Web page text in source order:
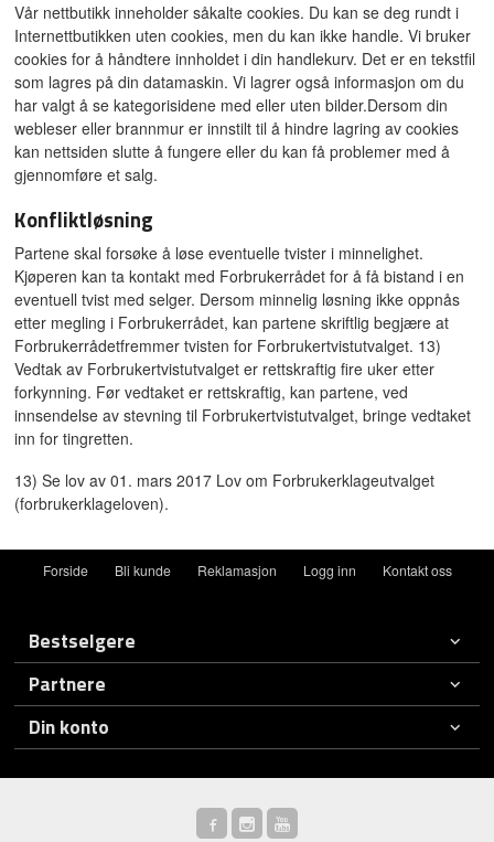
Vår nettbutikk inneholder såkalte cookies. Du kan se deg rundt i
Internettbutikken uten cookies, men du kan ikke handle. Vi bruker
cookies for å håndtere innholdet i din handlekurv. Det er en tekstfil
som lagres på din datamaskin. Vi lagrer også informasjon om du
har valgt å se kategorisidene med eller uten bilder.Dersom din
webleser eller brannmur er innstilt til å hindre lagring av cookies
kan nettsiden slutte å fungere eller du kan få problemer med å
gjennomføre et salg.
Konfliktløsning
Partene skal forsøke å løse eventuelle tvister i minnelighet.
Kjøperen kan ta kontakt med Forbrukerrådet for å få bistand i en
eventuell tvist med selger. Dersom minnelig løsning ikke oppnås
etter megling i Forbrukerrådet, kan partene skriftlig begjære at
Forbrukerrådetfremmer tvisten for Forbrukertvistutvalget. 13)
Vedtak av Forbrukertvistutvalget er rettskraftig fire uker etter
forkynning. Før vedtaket er rettskraftig, kan partene, ved
innsendelse av stevning til Forbrukertvistutvalget, bringe vedtaket
inn for tingretten.
13) Se lov av 01. mars 2017 Lov om Forbrukerklageutvalget
(forbrukerklageloven).
Forside Bli kunde Reklamasjon Logg inn Kontakt oss
Bestselgere
Partnere
Din konto